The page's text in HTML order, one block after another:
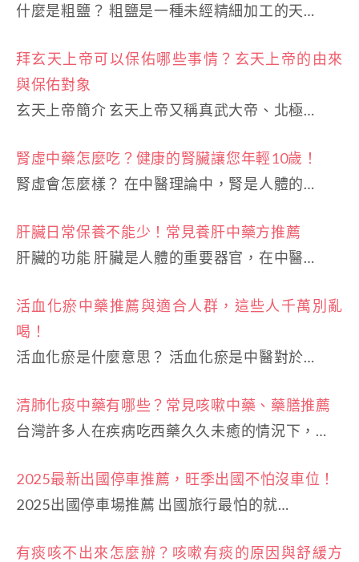
什麼是粗鹽？ 粗鹽是一種未經精細加工的天…
拜玄天上帝可以保佑哪些事情？玄天上帝的由來
與保佑對象
玄天上帝簡介 玄天上帝又稱真武大帝、北極…
腎虛中藥怎麼吃？健康的腎臟讓您年輕10歲！
腎虛會怎麼樣？ 在中醫理論中，腎是人體的…
肝臟日常保養不能少！常見養肝中藥方推薦
肝臟的功能 肝臟是人體的重要器官，在中醫…
活血化瘀中藥推薦與適合人群，這些人千萬別亂
喝！
活血化瘀是什麼意思？ 活血化瘀是中醫對於…
清肺化痰中藥有哪些？常見咳嗽中藥、藥膳推薦
台灣許多人在疾病吃西藥久久未癒的情況下，…
2025最新出國停車推薦，旺季出國不怕沒車位！
2025出國停車場推薦 出國旅行最怕的就…
有痰咳不出來怎麼辦？咳嗽有痰的原因與舒緩方